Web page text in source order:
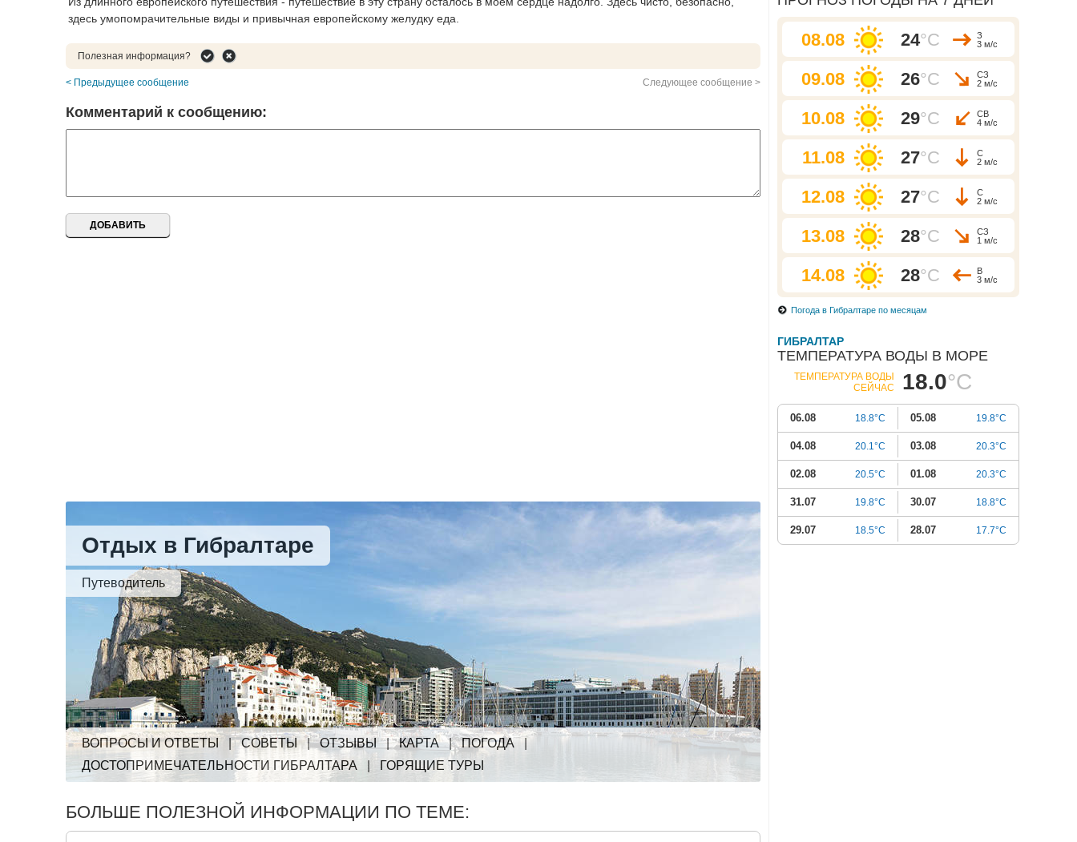
здесь умопомрачительные виды и привычная европейскому желудку еда.
Полезная информация?
< Предыдущее сообщение Следующее сообщение >
Комментарий к сообщению:
Отдых в Гибралтаре
Путеводитель
ВОПРОСЫ И ОТВЕТЫ |СОВЕТЫ |ОТЗЫВЫ |КАРТА|ПОГОДА
ДОСТОПРИМЕЧАТЕЛЬНОСТИ ГИБРАЛТАРА
ГОРЯЩИЕ ТУРЫ
БОЛЬШЕ ПОЛЕЗНОЙ ИНФОРМАЦИИ ПО ТЕМЕ:
08.08 24°C
З
3 м/с
09.08 26°C
СЗ
2 м/с
10.08 29°C
СВ
4 м/с
11.08 27°C
С
2 м/с
12.08 27°C
С
2 м/с
13.08 28°C
СЗ
1 м/с
14.08 28°C
В
3 м/с
Погода в Гибралтаре по месяцам
ГИБРАЛТАР
ТЕМПЕРАТУРА ВОДЫ В МОРЕ
ТЕМПЕРАТУРА ВОДЫ
СЕЙЧАС
18.0°C
06.08 18.8°C 05.08 19.8°C
04.08 20.1°C 03.08 20.3°C
02.08 20.5°C 01.08 20.3°C
31.07 19.8°C 30.07 18.8°C
29.07 18.5°C 28.07 17.7°C